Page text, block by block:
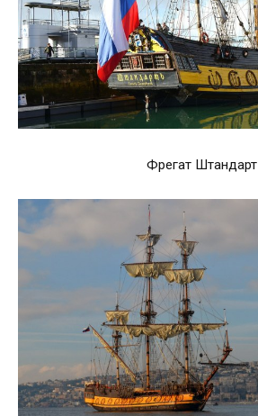
Фрегат Штандарт